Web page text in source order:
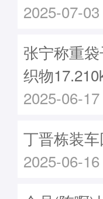
2025-07-
张宁称重
织物
2025-06-
丁晋栋装
2025-06-